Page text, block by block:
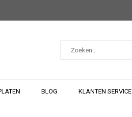
BLOG KLANTEN SERVICE